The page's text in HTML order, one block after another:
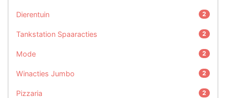
Dierentuin 2
Tankstation Spaaracties 2
Mode 2
Winacties Jumbo 2
Pizzaria 2